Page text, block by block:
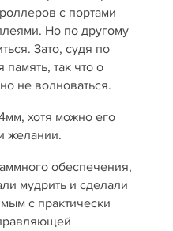
с портами
Но по другому
Зато, судя по
память, так что о
не волноваться.
хотя можно его
желании.
обеспечения,
мудрить и сделали
с практически